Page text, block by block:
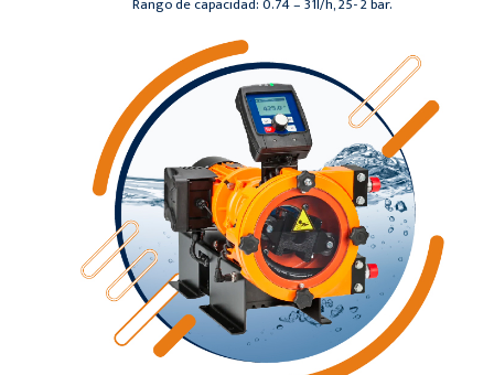
Rango de capacidad: 0.74 – 31l/h, 25- 2 bar.